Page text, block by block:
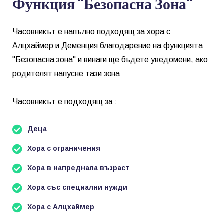
Функция "Безопасна Зона"
Часовникът е напълно подходящ за хора с
Алцхаймер и Деменция благодарение на функцията
"Безопасна зона" и винаги ще бъдете уведомени, ако
родителят напусне тази зона
Часовникът е подходящ за :
Деца
Хора с ограничения
Хора в напреднала възраст
Хора със специални нужди
Хора с Алцхаймер